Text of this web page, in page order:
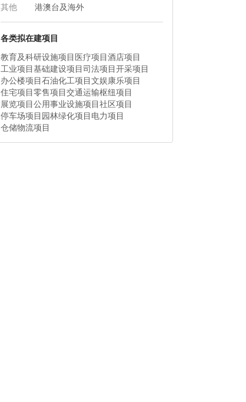
其他
港澳台及海外
各类拟在建项目
教育及科研设施项目医疗项目酒店项目
工业项目基础建设项目司法项目开采项目
办公楼项目石油化工项目文娱康乐项目
住宅项目零售项目交通运输枢纽项目
展览项目公用事业设施项目社区项目
停车场项目园林绿化项目电力项目
仓储物流项目